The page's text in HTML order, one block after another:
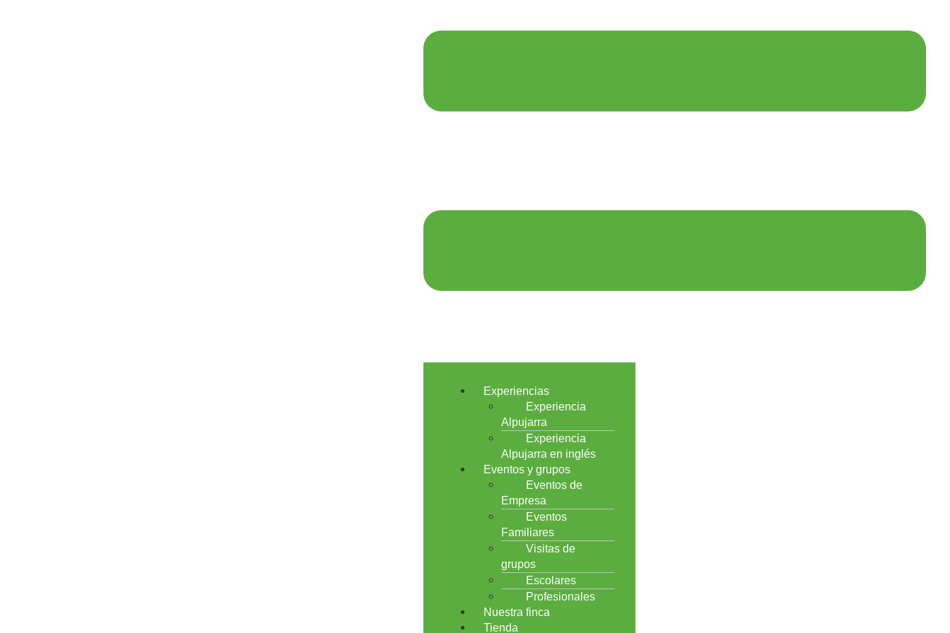
Experiencias
Experiencia
Alpujarra
Experiencia
Alpujarra en inglés
Eventos y grupos
Eventos de
Empresa
Eventos
Familiares
Visitas de
grupos
Escolares
Profesionales
Nuestra finca
Tienda